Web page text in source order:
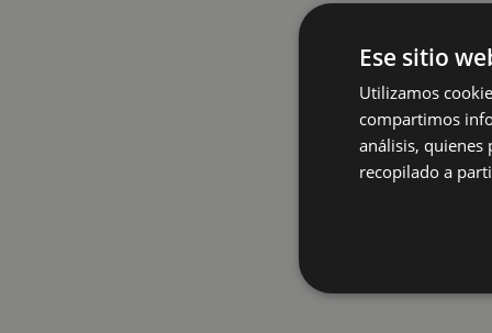
Ese sitio
Utilizamos
compartimos
análisis,
recopilado a